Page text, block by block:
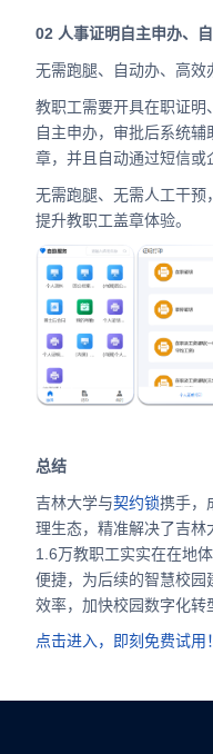
02 人事证明自主申办、
无需跑腿、自动办、高
教职工需要开具在职证明
自主申办，审批后系统
章，并且自动通过短信或
无需跑腿、无需人工干预
提升教职工盖章体验。
总结
吉林大学与契约锁携手，
理生态，精准解决了吉林
1.6万教职工实实在在地
便捷，为后续的智慧校园
效率，加快校园数字化转
点击进入，即刻免费试用！